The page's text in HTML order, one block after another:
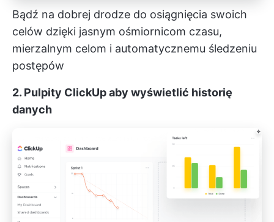
Bądź na dobrej drodze do osiągnięcia swoich
celów dzięki jasnym ośmiornicom czasu,
mierzalnym celom i automatycznemu śledzeniu
postępów
2. Pulpity ClickUpaby wyświetlić historię
danych